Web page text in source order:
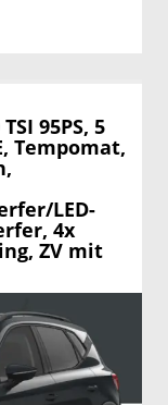
95PS, 5
Tempomat,
LED-
4x
ZV mit